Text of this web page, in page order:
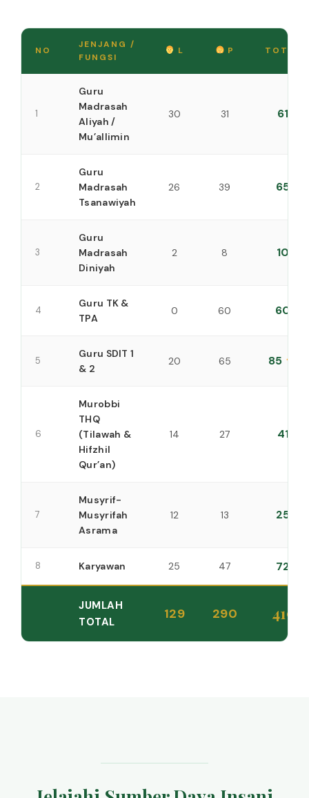
NO
JENJANG /
FUNGSI
L P TOTAL
1
Guru
Madrasah
Aliyah /
Mu’allimin
30 31 61
2
Guru
Madrasah
Tsanawiyah
26 39 65
3
Guru
Madrasah
Diniyah
2 8 10
4
Guru TK &
TPA
0 60 60
5
Guru SDIT 1
& 2
20 65 85
6
Murobbi
THQ
(Tilawah &
Hifzhil
Qur’an)
14 27 41
7
Musyrif-
Musyrifah
Asrama
12 13 25
8 Karyawan 25 47 72
JUMLAH
TOTAL
129 290 419